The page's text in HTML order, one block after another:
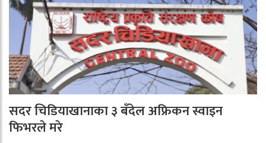
सदर चिडियाखानाका ३ बँदेल अफ्रिकन स्वाइन
फिभरले मरे